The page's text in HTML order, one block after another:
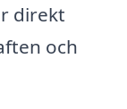
direkt
och